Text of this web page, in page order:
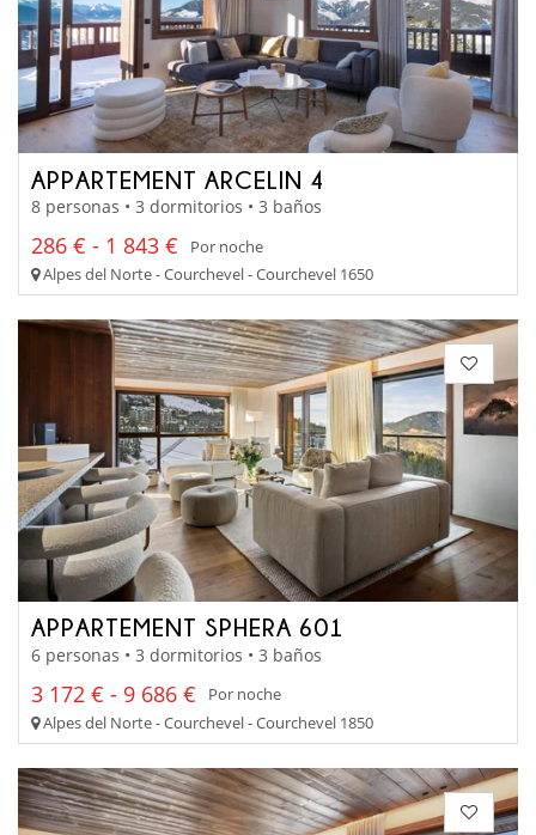
APPARTEMENT ARCELIN 4
8 personas • 3 dormitorios • 3 baños
286 € - 1 843 €
Por noche
Alpes del Norte - Courchevel - Courchevel 1650
APPARTEMENT SPHERA 601
6 personas • 3 dormitorios • 3 baños
3 172 € - 9 686 €
Por noche
Alpes del Norte - Courchevel - Courchevel 1850